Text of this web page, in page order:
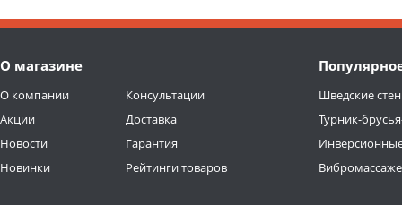
О магазине
О компании
Акции
Новости
Новинки
Консультации
Доставка
Гарантия
Рейтинги товаров
Шведские
Турник-